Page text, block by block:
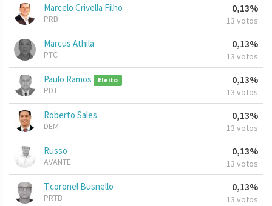
Marcelo Crivella Filho
PRB
0,13%
13 votos
Marcus Athila
PTC
0,13%
13 votos
Paulo Ramos Eleito
PDT
0,13%
13 votos
Roberto Sales
DEM
0,13%
13 votos
Russo
AVANTE
0,13%
13 votos
T.coronel Busnello
PRTB
0,13%
13 votos